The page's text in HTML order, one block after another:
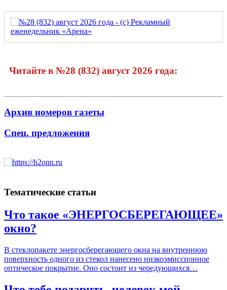
Читайте в №28 (832) август 2026 года:
Архив номеров газеты
Спец. предложения
Тематические статьи
Что такое «ЭНЕРГОСБЕРЕГАЮЩЕЕ»
окно?
В стеклопакете энергосберегающего окна на внутреннюю
поверхность одного из стекол нанесено низкоэмиссионное
оптическое покрытие. Оно состоит из чередующихся…